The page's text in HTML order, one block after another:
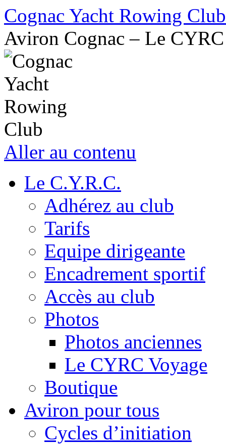
Cognac Yacht Rowing Club
Aviron Cognac – Le CYRC
Aller au contenu
Le C.Y.R.C.
Adhérez au club
Tarifs
Equipe dirigeante
Encadrement sportif
Accès au club
Photos
Photos anciennes
Le CYRC Voyage
Boutique
Aviron pour tous
Cycles d’initiation